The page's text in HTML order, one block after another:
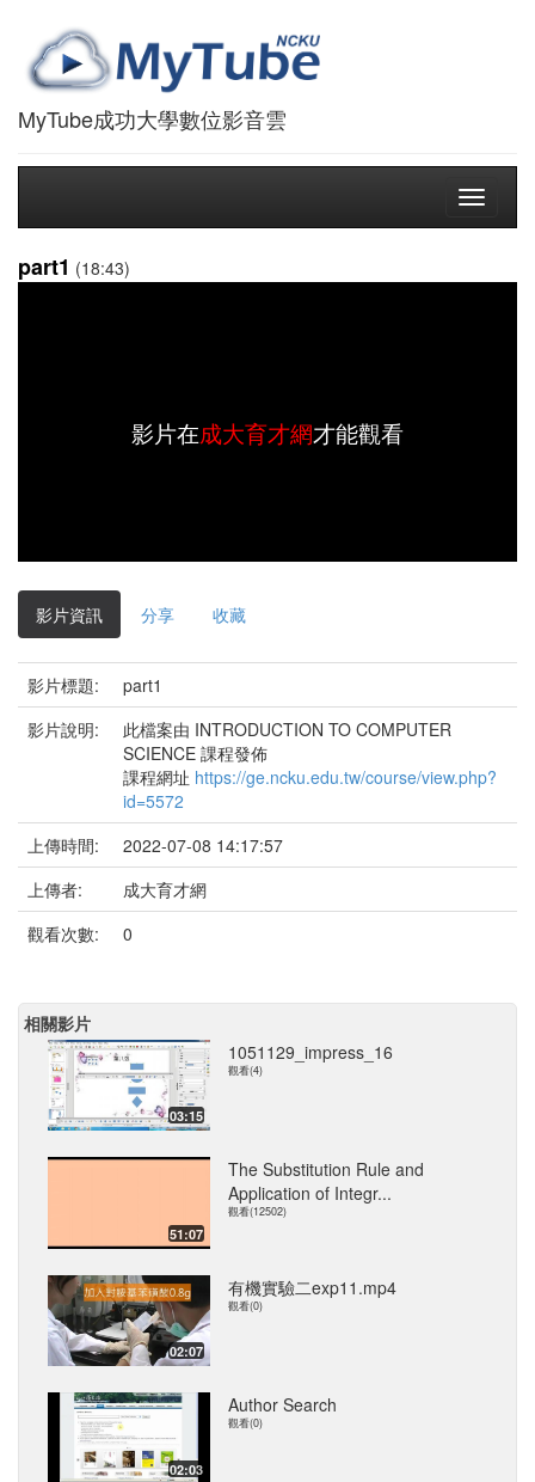
MyTube成功大學數位影音雲
Toggle
part1 (18:43)
影片在成大育才網才能觀看
影片資訊 分享 收藏
影片標題:
part1
影片說明:
此檔案由 INTRODUCTION TO COMPUTER
SCIENCE 課程發佈
課程網址 https://ge.ncku.edu.tw/course/view.php?
id=5572
上傳時間:
2022-07-08 14:17:57
上傳者:
成大育才網
觀看次數:
0
相關影片
03:15
1051129_impress_16
觀看(4)
51:07
The Substitution Rule and
Application of Integr...
觀看(12502)
02:07
有機實驗二exp11.mp4
觀看(0)
02:03
Author Search
觀看(0)